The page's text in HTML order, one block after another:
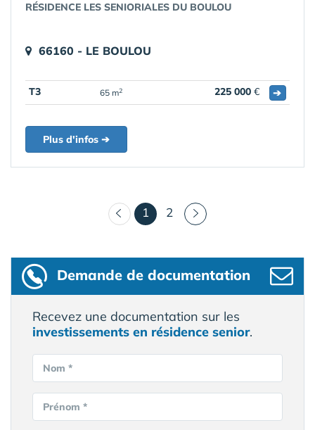
RÉSIDENCE LES SENIORIALES DU BOULOU
66160 - LE BOULOU
T3 65 m2 225 000 € ➔
Plus d'infos ➔
1 (courant)
2
Demande de documentation
Recevez une documentation sur les
investissements en résidence senior.
Nom *
Prénom *